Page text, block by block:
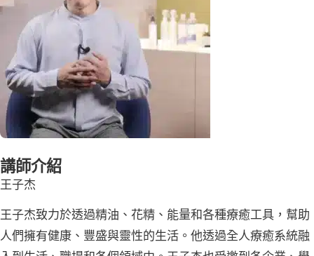
講師介紹
王子杰
王子杰致力於透過精油、花精、能量和各種療癒工具，幫助
人們擁有健康、豐盛與靈性的生活。他透過全人療癒系統融